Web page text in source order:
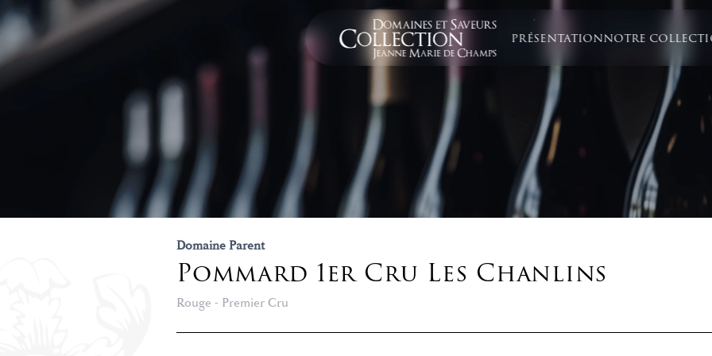
PRÉSENTATIONNOTRE
Domaine Parent
Pommard 1er Cru Les Chanlins
Rouge - Premier Cru